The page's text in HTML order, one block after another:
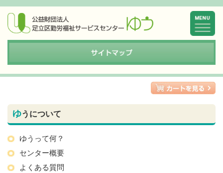
ゆうについて
ゆうって何？
センター概要
よくある質問